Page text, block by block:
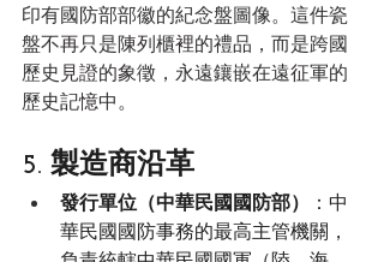
印有國防部部徽的紀念盤圖像。這件瓷
盤不再只是陳列櫃裡的禮品，而是跨國
歷史見證的象徵，永遠鑲嵌在遠征軍的
歷史記憶中。
5. 製造商沿革
發行單位（中華民國國防部）
：中
華民國國防事務的最高主管機關，